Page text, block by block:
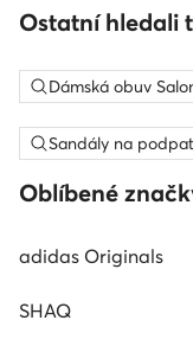
Ostatní hledali
Dámská obuv
Sandály na
Oblíbené
adidas Originals
SHAQ